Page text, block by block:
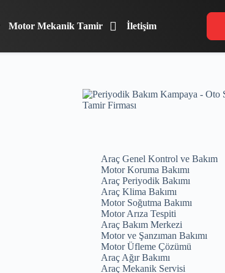
Motor Mekanik Tamir İletişim
Araç Genel Kontrol ve Bakım
Motor Koruma Bakımı
Araç Periyodik Bakımı
Araç Klima Bakımı
Motor Soğutma Bakımı
Motor Arıza Tespiti
Araç Bakım Merkezi
Motor ve Şanzıman Bakımı
Motor Üfleme Çözümü
Araç Ağır Bakımı
Araç Mekanik Servisi